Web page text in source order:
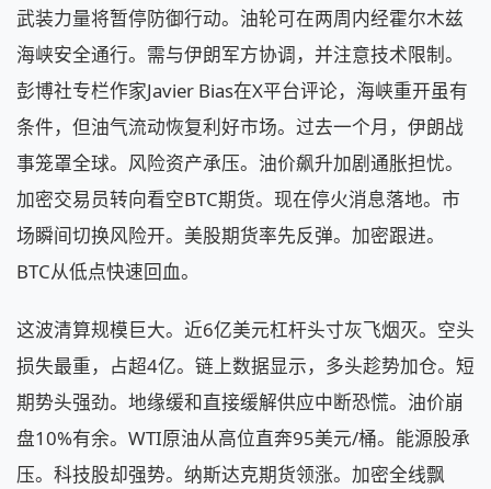
武装力量将暂停防御行动。油轮可在两周内经霍尔木兹
海峡安全通行。需与伊朗军方协调，并注意技术限制。
彭博社专栏作家Javier Bias在X平台评论，海峡重开虽有
条件，但油气流动恢复利好市场。过去一个月，伊朗战
事笼罩全球。风险资产承压。油价飙升加剧通胀担忧。
加密交易员转向看空BTC期货。现在停火消息落地。市
场瞬间切换风险开。美股期货率先反弹。加密跟进。
BTC从低点快速回血。
这波清算规模巨大。近6亿美元杠杆头寸灰飞烟灭。空头
损失最重，占超4亿。链上数据显示，多头趁势加仓。短
期势头强劲。地缘缓和直接缓解供应中断恐慌。油价崩
盘10%有余。WTI原油从高位直奔95美元/桶。能源股承
压。科技股却强势。纳斯达克期货领涨。加密全线飘